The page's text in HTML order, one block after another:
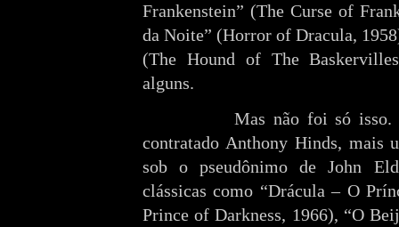
Frankenstein” (The Curse of
da Noite” (Horror of Dracula,
(The Hound of The
alguns.
Mas não foi só isso.
contratado Anthony Hinds, mais
sob o pseudônimo de John
clássicas como “Drácula – O
Prince of Darkness, 1966), “O